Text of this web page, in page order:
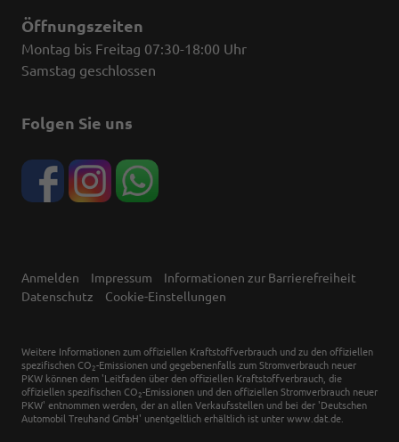
Öffnungszeiten
Montag bis Freitag 07:30-18:00 Uhr
Samstag geschlossen
Folgen Sie uns
Anmelden Impressum
Informationen zur Barrierefreiheit
Datenschutz
Cookie-Einstellungen
Weitere Informationen zum offiziellen Kraftstoffverbrauch und zu den offiziellen
spezifischen CO 2-Emissionen und gegebenenfalls zum Stromverbrauch neuer
PKW können dem 'Leitfaden über den offiziellen Kraftstoffverbrauch, die
offiziellen spezifischen CO 2-Emissionen und den offiziellen Stromverbrauch neuer
PKW' entnommen werden, der an allen Verkaufsstellen und bei der 'Deutschen
Automobil Treuhand GmbH' unentgeltlich erhältlich ist unter www.dat.de.